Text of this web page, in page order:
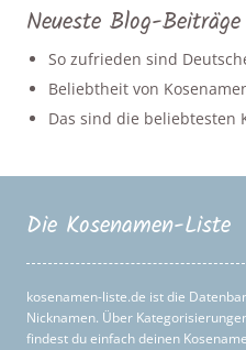
Neueste Blog-Beiträge
So zufrieden sind
Beliebtheit von
Das sind die beliebtesten
Die Kosenamen-Liste
kosenamen-liste.de ist die
Nicknamen. Über
findest du einfach deinen